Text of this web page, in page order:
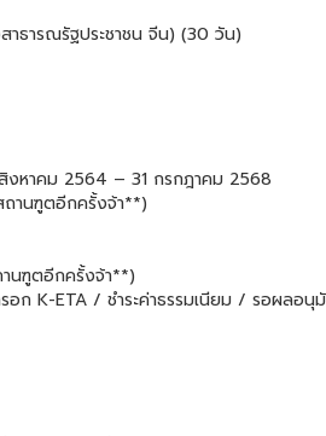
าธารณรัฐประชาชน จีน) (30 วัน)
หาคม 2564 – 31 กรกฎาคม 2568
านฑูตอีกครั้งจ้า**)
นฑูตอีกครั้งจ้า**)
ก K-ETA / ชำระค่าธรรมเนียม / รอผลอนุ